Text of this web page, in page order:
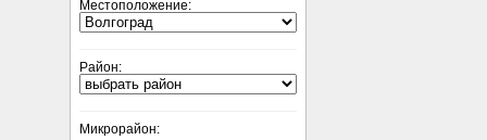
Местоположение:
Район:
Микрорайон: